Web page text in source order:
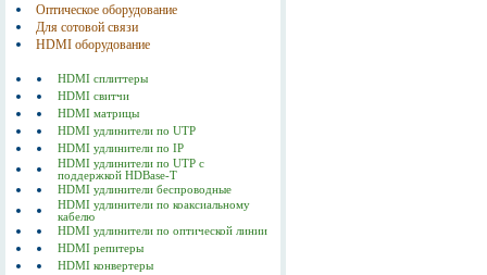
Оптическое оборудование
Для сотовой связи
HDMI оборудование
HDMI сплиттеры
HDMI свитчи
HDMI матрицы
HDMI удлинители по UTP
HDMI удлинители по IP
HDMI удлинители по UTP с
поддержкой HDBase-T
HDMI удлинители беспроводные
HDMI удлинители по коаксиальному
кабелю
HDMI удлинители по оптической линии
HDMI репитеры
HDMI конвертеры